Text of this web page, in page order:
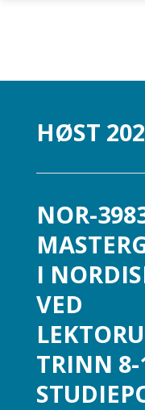
HØST
NOR-
I
VED
TRINN 8-